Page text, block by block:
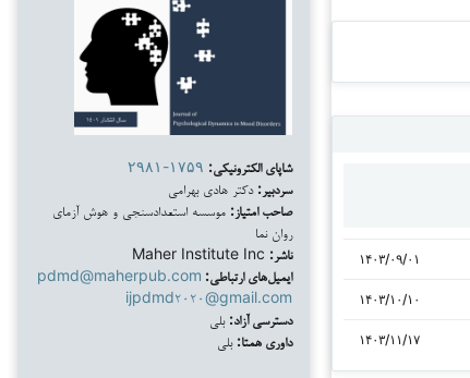
۱۴۰۳/۰۹/۰۱
۱۴۰۳/۱۰/۱۰
۱۴۰۳/۱۱/۱۷
شاپای الکترونیکی: ۲۹۸۱-۱۷۵۹
سردبیر: دکتر هادی بهرامی
صاحب امتیاز: موسسه استعدادسنجی و هوش آزمای
روان نما
ناشر:
ایمیل‌های ارتباطی: pdmd@maherpub.com
ijpdmd۲۰۲۰@gmail.com
دسترسی آزاد: بلی
داوری همتا: بلی